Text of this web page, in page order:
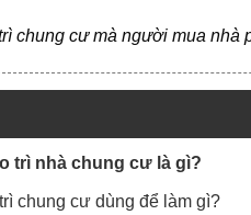
chung cư mà người mua nhà
trì nhà chung cư là gì?
chung cư dùng để làm gì?